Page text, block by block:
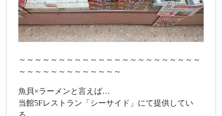
～～～～～～～～～～～～～～～～～～～～～～～
～～～～～～～～～～～～～
魚貝×ラーメンと言えば…
当館5Fレストラン「シーサイド」にて提供してい